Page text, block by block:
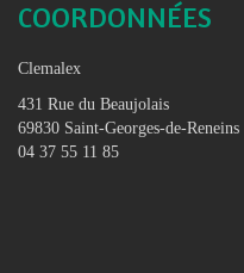
COORDONNÉES
Clemalex
431 Rue du Beaujolais
69830 Saint-Georges-de-Reneins
04 37 55 11 85